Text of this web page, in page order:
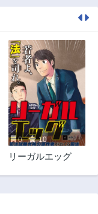
0 10
リーガルエッグ